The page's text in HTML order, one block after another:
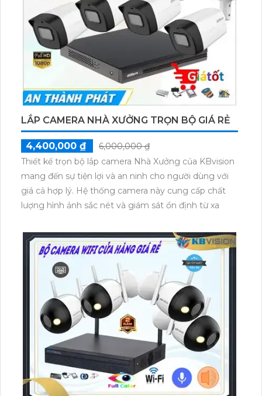
LẮP CAMERA NHÀ XƯỞNG TRỌN BỘ GIÁ RẺ
4,400,000 ₫
6,000,000 ₫
Thiết kế trọn bộ lắp camera Nhà Xưởng của KBvision
mang đến sự tiện lợi và an ninh cho người dùng với
giá cả hợp lý. Hệ thống camera này cung cấp chất
lượng hình ảnh sắc nét và giám sát ổn định từ xa